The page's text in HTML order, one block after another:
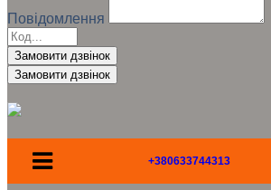
Повідомлення
Замовити дзвінок
+380633744313